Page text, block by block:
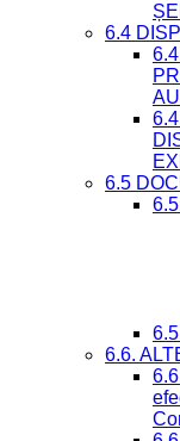
6.4
6.5
6.6.